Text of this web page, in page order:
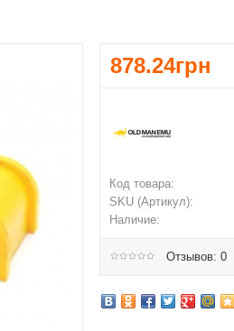
878.24грн
Код товара:
SKU (Артикул):
Наличие:
Отзывов: 0